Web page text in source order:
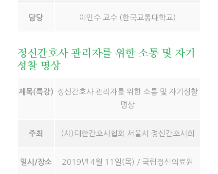
담당 이인수 교수 (한국교통대학교)
정신간호사 관리자를 위한 소통 및 자기
성찰 명상
제목(특강) 정신간호사 관리자를 위한 소통 및 자기성찰
명상
주최 (사)대한간호사협회 서울시 정신간호사회
일시/장소 2019년 4월 11일(목) / 국립정신의료원